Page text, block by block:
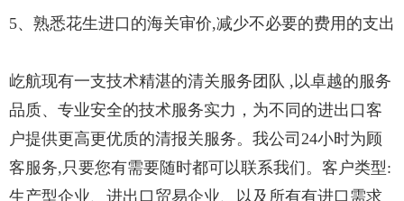
5、熟悉花生进口的海关审价,减少不必要的费用的支出
屹航现有一支技术精湛的清关服务团队 ,以卓越的服务
品质、专业安全的技术服务实力，为不同的进出口客
户提供更高更优质的清报关服务。我公司24小时为顾
客服务,只要您有需要随时都可以联系我们。客户类型:
生产型企业、进出口贸易企业、以及所有有进口需求